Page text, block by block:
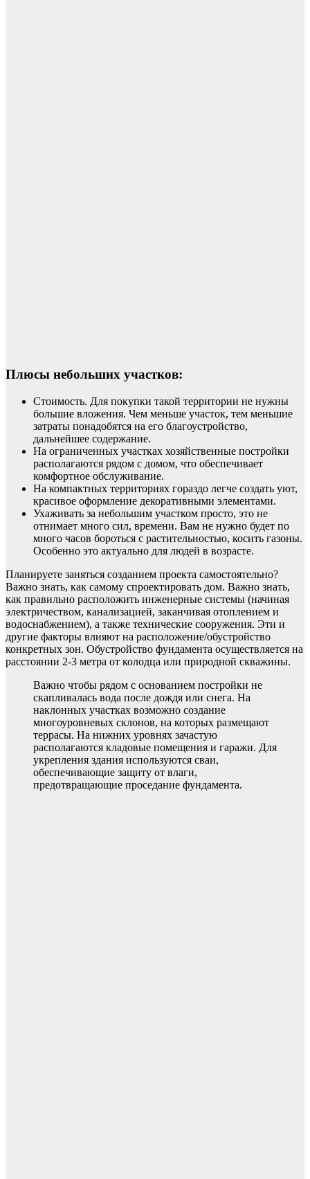
Плюсы небольших участков:
Стоимость. Для покупки такой территории не нужны
большие вложения. Чем меньше участок, тем меньшие
затраты понадобятся на его благоустройство,
дальнейшее содержание.
На ограниченных участках хозяйственные постройки
располагаются рядом с домом, что обеспечивает
комфортное обслуживание.
На компактных территориях гораздо легче создать уют,
красивое оформление декоративными элементами.
Ухаживать за небольшим участком просто, это не
отнимает много сил, времени. Вам не нужно будет по
много часов бороться с растительностью, косить газоны.
Особенно это актуально для людей в возрасте.
Планируете заняться созданием проекта самостоятельно?
Важно знать, как самому спроектировать дом. Важно знать,
как правильно расположить инженерные системы (начиная
электричеством, канализацией, заканчивая отоплением и
водоснабжением), а также технические сооружения. Эти и
другие факторы влияют на расположение/обустройство
конкретных зон. Обустройство фундамента осуществляется на
расстоянии 2-3 метра от колодца или природной скважины.
Важно чтобы рядом с основанием постройки не
скапливалась вода после дождя или снега. На
наклонных участках возможно создание
многоуровневых склонов, на которых размещают
террасы. На нижних уровнях зачастую
располагаются кладовые помещения и гаражи. Для
укрепления здания используются сваи,
обеспечивающие защиту от влаги,
предотвращающие проседание фундамента.